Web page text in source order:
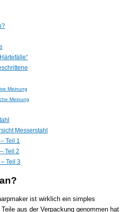
Meinung
Meinung
Messerstahl
Teil 1
Teil 2
– Teil 3
ist wirklich ein simples
aus der Verpackung genommen hat